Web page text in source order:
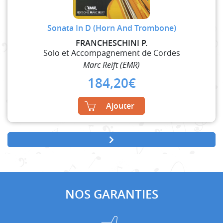
Sonata In D (Horn And Trombone)
FRANCHESCHINI P.
Solo et Accompagnement de Cordes
Marc Reift (EMR)
184,20€
Ajouter
NOS GARANTIES